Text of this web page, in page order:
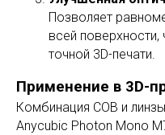
Позволяет
всей
точной 3D-печати.
Применение в 3D-
Комбинация COB и
Anycubic Photon Mono